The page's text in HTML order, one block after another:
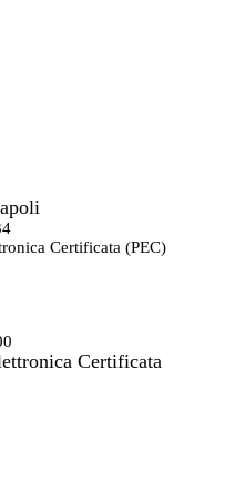
Certificata (PEC)
Certificata